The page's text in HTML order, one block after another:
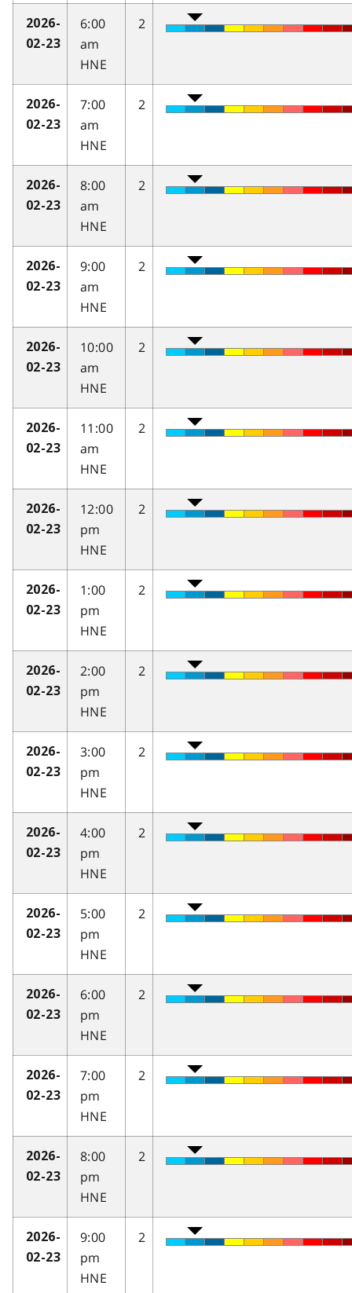
2026-
02-23
6:00
am
HNE
2
2026-
02-23
7:00
am
HNE
2
2026-
02-23
8:00
am
HNE
2
2026-
02-23
9:00
am
HNE
2
2026-
02-23
10:00
am
HNE
2
2026-
02-23
11:00
am
HNE
2
2026-
02-23
12:00
pm
HNE
2
2026-
02-23
1:00
pm
HNE
2
2026-
02-23
2:00
pm
HNE
2
2026-
02-23
3:00
pm
HNE
2
2026-
02-23
4:00
pm
HNE
2
2026-
02-23
5:00
pm
HNE
2
2026-
02-23
6:00
pm
HNE
2
2026-
02-23
7:00
pm
HNE
2
2026-
02-23
8:00
pm
HNE
2
2026-
02-23
9:00
pm
HNE
2